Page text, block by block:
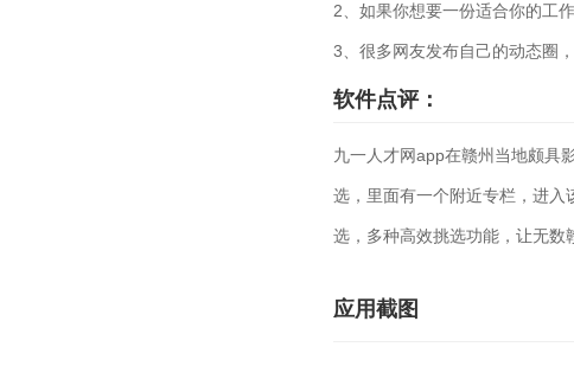
2、如果你想要一份适合你的工
3、很多网友发布自己的动态圈
软件点评：
九一人才网app在赣州当地颇具
选，里面有一个附近专栏，进
选，多种高效挑选功能，让无数
应用截图